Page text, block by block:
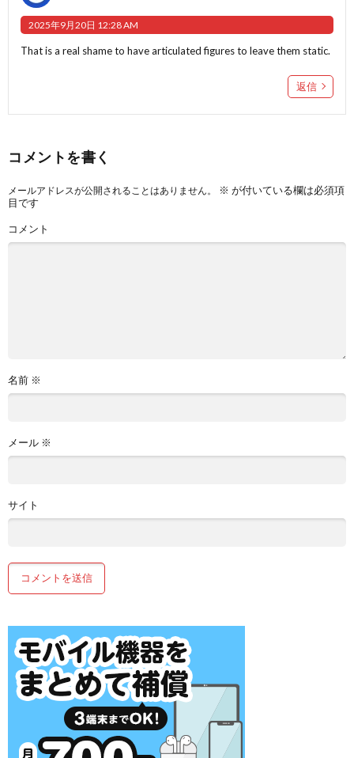
2025年9月20日 12:28 AM
That is a real shame to have articulated figures to leave them static.
返信
コメントを書く
メールアドレスが公開されることはありません。 ※ が付いている欄は必須項
目です
コメント
名前 ※
メール ※
サイト